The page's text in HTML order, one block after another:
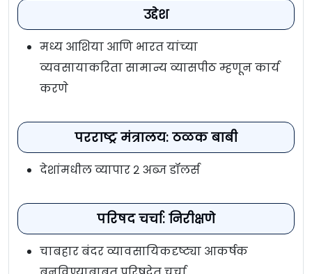
उद्देश
मध्य आशिया आणि भारत यांच्या
व्यवसायाकरिता सामान्य व्यासपीठ म्हणून कार्य
करणे
परराष्ट्र मंत्रालय: ठळक बाबी
देशांमधील व्यापार २ अब्ज डॉलर्स
परिषद चर्चा: निरीक्षणे
चाबहार बंदर व्यावसायिकदृष्ट्या आकर्षक